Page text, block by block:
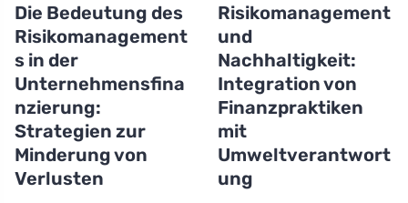
Die Bedeutung des
Risikomanagement
s in der
Unternehmensfina
nzierung:
Strategien zur
Minderung von
Verlusten
Risikomanagement
und
Nachhaltigkeit:
Integration von
Finanzpraktiken
mit
Umweltverantwort
ung